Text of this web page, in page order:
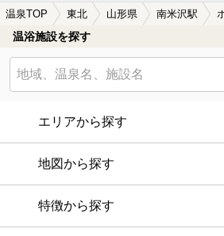
温泉TOP 東北 山形県 南米沢駅
温浴施設を探す
エリアから探す
地図から探す
特徴から探す